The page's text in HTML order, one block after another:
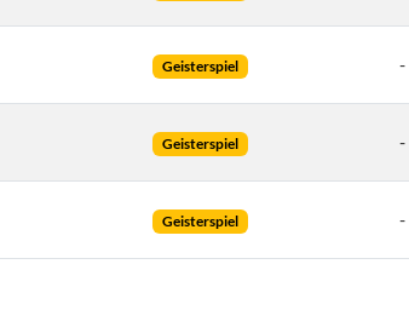
Geisterspiel -
Geisterspiel -
Geisterspiel -